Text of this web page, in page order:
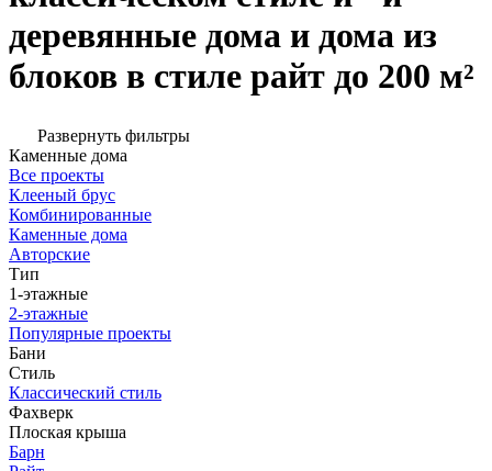
деревянные дома и дома из
блоков в стиле райт до 200 м²
Развернуть фильтры
Каменные дома
Все проекты
Клееный брус
Комбинированные
Каменные дома
Авторские
Тип
1-этажные
2-этажные
Популярные проекты
Бани
Стиль
Классический стиль
Фахверк
Плоская крыша
Барн